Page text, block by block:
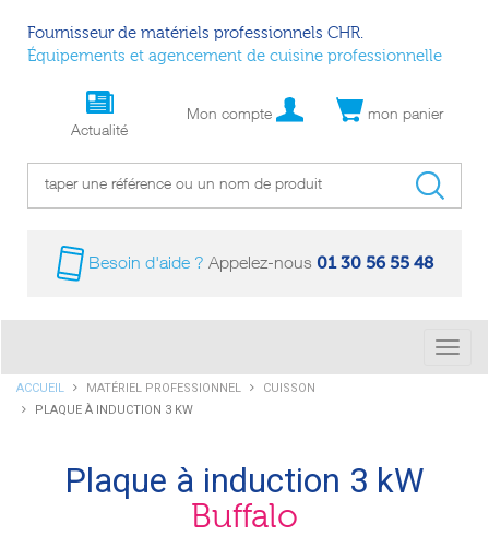
Fournisseur de matériels professionnels CHR.
Équipements et agencement de cuisine professionnelle
Actualité
Mon compte mon panier
Besoin d'aide ? Appelez-nous 01 30 56 55 48
la
Vous
êtes
ACCUEIL MATÉRIEL PROFESSIONNEL
CUISSON
PLAQUE À INDUCTION 3 KW
Plaque à induction 3 kW
Buffalo